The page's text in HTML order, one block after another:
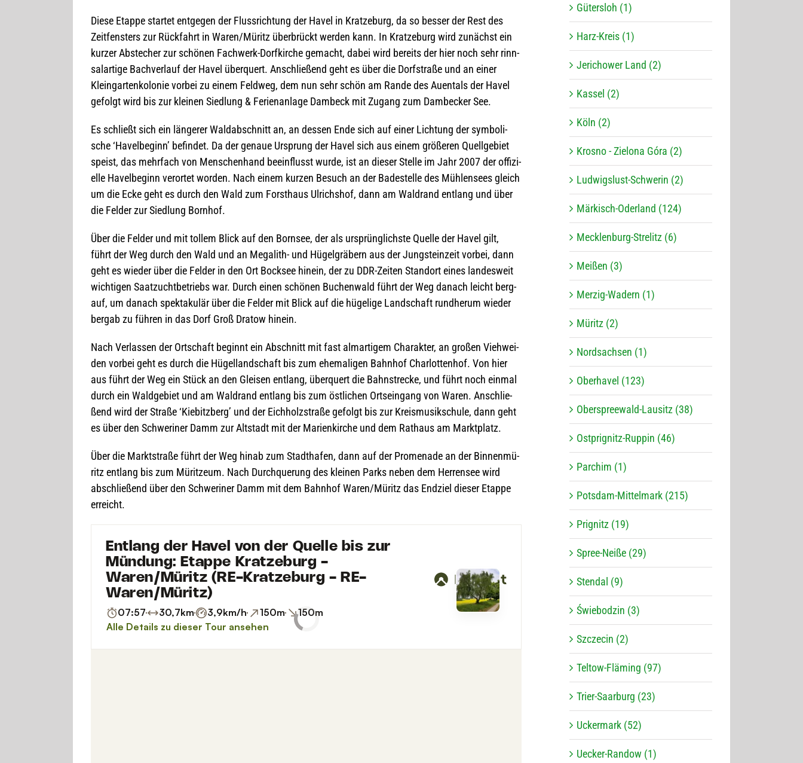
Diese Etappe star­tet ent­ge­gen der Fluss­rich­tung der Havel in Krat­ze­burg, da so bes­ser der Rest des
Zeit­fens­ters zur Rück­fahrt in Waren/Müritz über­brückt wer­den kann. In Krat­ze­burg wird zunächst ein
kur­zer Abste­cher zur schö­nen Fach­werk-Dorf­kir­che gemacht, dabei wird bereits der hier noch sehr rinn­
sal­ar­tige Bach­ver­lauf der Havel über­quert. Anschlie­ßend geht es über die Dorf­straße und an einer
Klein­gar­ten­ko­lo­nie vor­bei zu einem Feld­weg, dem nun sehr schön am Rande des Auen­tals der Havel
gefolgt wird bis zur klei­nen Sied­lung & Feri­en­an­lage Dam­beck mit Zugang zum Dam­be­cker See.
Es schließt sich ein län­ge­rer Wald­ab­schnitt an, an des­sen Ende sich auf einer Lich­tung der sym­bo­li­
sche ‘Havel­be­ginn’ befin­det. Da der genaue Ursprung der Havel sich aus einem grö­ße­ren Quell­ge­biet
speist, das mehr­fach von Men­schen­hand beein­flusst wurde, ist an die­ser Stelle im Jahr 2007 der offi­zi­
elle Havel­be­ginn ver­or­tet wor­den. Nach einem kur­zen Besuch an der Bade­stelle des Müh­len­sees gleich
um die Ecke geht es durch den Wald zum Forst­haus Ulrichs­hof, dann am Wald­rand ent­lang und über
die Fel­der zur Sied­lung Bornhof.
Über die Fel­der und mit tol­lem Blick auf den Born­see, der als ursprüng­lichste Quelle der Havel gilt,
führt der Weg durch den Wald und an Mega­lith- und Hügel­grä­bern aus der Jung­stein­zeit vor­bei, dann
geht es wie­der über die Fel­der in den Ort Bock­see hin­ein, der zu DDR-Zei­ten Stand­ort eines lan­des­weit
wich­ti­gen Saat­zucht­be­triebs war. Durch einen schö­nen Buchen­wald führt der Weg danach leicht berg­
auf, um danach spek­ta­ku­lär über die Fel­der mit Blick auf die hüge­lige Land­schaft rund­herum wie­der
bergab zu füh­ren in das Dorf Groß Dra­tow hinein.
Nach Ver­las­sen der Ort­schaft beginnt ein Abschnitt mit fast alm­ar­ti­gem Cha­rak­ter, an gro­ßen Vieh­wei­
den vor­bei geht es durch die Hügel­land­schaft bis zum ehe­ma­li­gen Bahn­hof Char­lot­ten­hof. Von hier
aus führt der Weg ein Stück an den Glei­sen ent­lang, über­quert die Bahn­stre­cke, und führt noch ein­mal
durch ein Wald­ge­biet und am Wald­rand ent­lang bis zum öst­li­chen Orts­ein­gang von Waren. Anschlie­
ßend wird der Straße ‘Kie­bitz­berg’ und der Eich­holz­straße gefolgt bis zur Kreis­mu­sik­schule, dann geht
es über den Schwe­ri­ner Damm zur Alt­stadt mit der Mari­en­kir­che und dem Rat­haus am Marktplatz.
Über die Markt­straße führt der Weg hinab zum Stadt­ha­fen, dann auf der Pro­me­nade an der Bin­nen­mü­
ritz ent­lang bis zum Mürit­zeum. Nach Durch­que­rung des klei­nen Parks neben dem Her­ren­see wird
abschlie­ßend über den Schwe­ri­ner Damm mit dem Bahn­hof Waren/Müritz das End­ziel die­ser Etappe
erreicht.
Gütersloh (1)
Harz-Kreis (1)
Jerichower Land (2)
Kassel (2)
Köln (2)
Krosno - Zielona Góra (2)
Ludwigslust-Schwerin (2)
Märkisch-Oderland (124)
Mecklenburg-Strelitz (6)
Meißen (3)
Merzig-Wadern (1)
Müritz (2)
Nordsachsen (1)
Oberhavel (123)
Oberspreewald-Lausitz (38)
Ostprignitz-Ruppin (46)
Parchim (1)
Potsdam-Mittelmark (215)
Prignitz (19)
Spree-Neiße (29)
Stendal (9)
Świebodzin (3)
Szczecin (2)
Teltow-Fläming (97)
Trier-Saarburg (23)
Uckermark (52)
Uecker-Randow (1)